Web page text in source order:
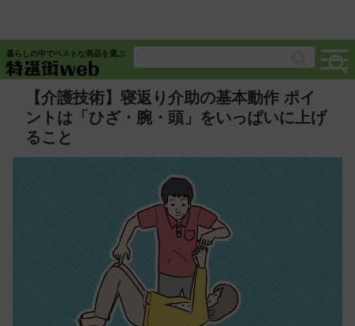
暮らしの中でベストな商品を選ぶ
【介護技術】寝返り介助の基本動作 ポイ
ントは「ひざ・腕・頭」をいっぱいに上げ
ること